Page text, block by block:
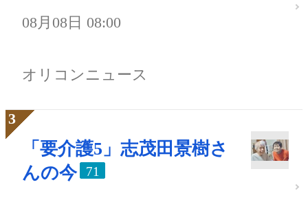
08月08日 08:00
オリコンニュース
「要介護5」志茂田景樹さ
んの今
71